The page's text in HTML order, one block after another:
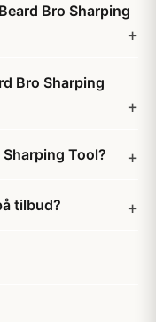
Bro Sharping
Bro Sharping
Tool?
tilbud?